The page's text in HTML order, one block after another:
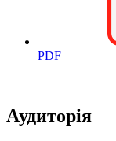
PDF
Аудиторія